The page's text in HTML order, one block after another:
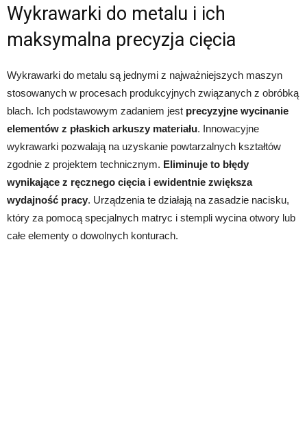
Wykrawarki do metalu i ich
maksymalna precyzja cięcia
Wykrawarki do metalu są jednymi z najważniejszych maszyn
stosowanych w procesach produkcyjnych związanych z obróbką
blach. Ich podstawowym zadaniem jest precyzyjne wycinanie
elementów z płaskich arkuszy materiału. Innowacyjne
wykrawarki pozwalają na uzyskanie powtarzalnych kształtów
zgodnie z projektem technicznym. Eliminuje to błędy
wynikające z ręcznego cięcia i ewidentnie zwiększa
wydajność pracy. Urządzenia te działają na zasadzie nacisku,
który za pomocą specjalnych matryc i stempli wycina otwory lub
całe elementy o dowolnych konturach.